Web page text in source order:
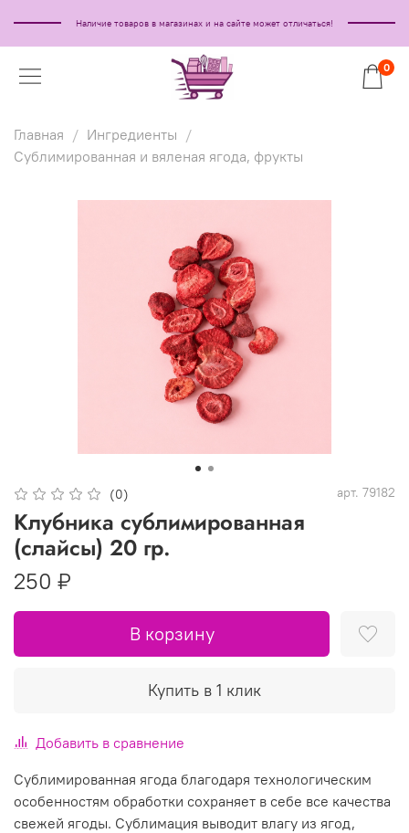
Наличие товаров в магазинах и на сайте может отличаться!
0
Главная
Ингредиенты
Сублимированная и вяленая ягода, фрукты
(0) арт. 79182
Клубника сублимированная
(слайсы) 20 гр.
250 ₽
В корзину
Купить в 1 клик
Добавить в сравнение
Сублимированная ягода благодаря технологическим
особенностям обработки сохраняет в себе все качества
свежей ягоды. Сублимация выводит влагу из ягод,